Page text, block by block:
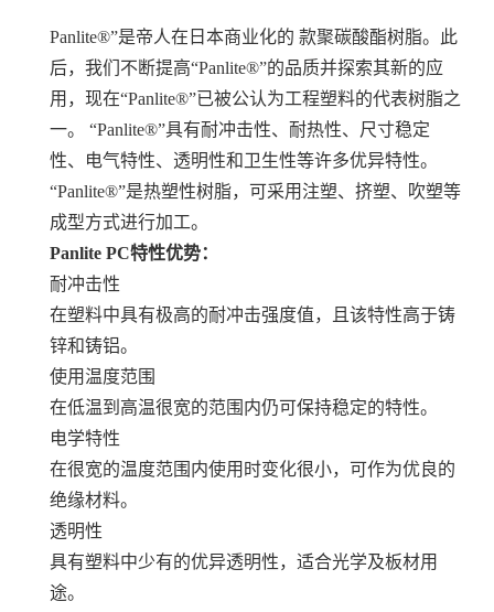
Panlite®”是帝人在日本商业化的 款聚碳酸酯树脂。此
后，我们不断提高“Panlite®”的品质并探索其新的应
用，现在“Panlite®”已被公认为工程塑料的代表树脂之
一。 “Panlite®”具有耐冲击性、耐热性、尺寸稳定
性、电气特性、透明性和卫生性等许多优异特性。
“Panlite®”是热塑性树脂，可采用注塑、挤塑、吹塑等
成型方式进行加工。
Panlite PC特性优势：
耐冲击性
在塑料中具有极高的耐冲击强度值，且该特性高于铸
锌和铸铝。
使用温度范围
在低温到高温很宽的范围内仍可保持稳定的特性。
电学特性
在很宽的温度范围内使用时变化很小，可作为优良的
绝缘材料。
透明性
具有塑料中少有的优异透明性，适合光学及板材用
途。